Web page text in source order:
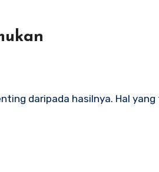
daripada hasilnya. Hal